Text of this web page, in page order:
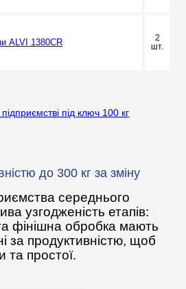
ALVI 1380CR
2
шт.
до 300 кг за зміну
середнього
узгодженість етапів:
фінішна обробка мають
за продуктивністю, щоб
та простої.